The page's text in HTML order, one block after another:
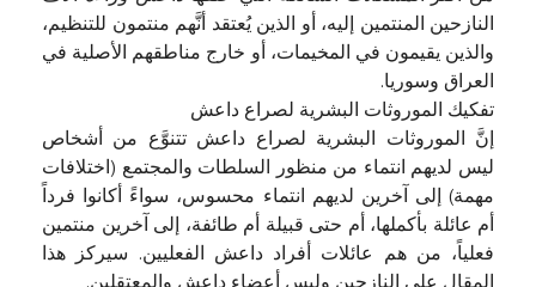
النازحين المنتمين إليه، أو الذين يُعتقد أنَّهم منتمون للتنظيم،
والذين يقيمون في المخيمات، أو خارج مناطقهم الأصلية في
العراق وسوريا.
تفكيك الموروثات البشرية لصراع داعش
إنَّ الموروثات البشرية لصراع داعش تتنوَّع من أشخاص
ليس لديهم انتماء من منظور السلطات والمجتمع (اختلافات
مهمة) إلى آخرين لديهم انتماء محسوس، سواءً أكانوا فرداً
أم عائلة بأكملها، أم حتى قبيلة أم طائفة، إلى آخرين منتمين
فعلياً، من هم عائلات أفراد داعش الفعليين. سيركز هذا